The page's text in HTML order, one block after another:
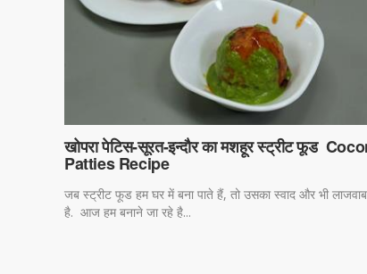
खोपरा पेटिस-सूरत-इन्दौर का मशहूर स्ट्रीट फूड
Patties Recipe
जब स्ट्रीट फूड हम घर में बना पाते हैं, तो उसका स्वाद और भी लाजवाब
है. आज हम बनाने जा रहे है...